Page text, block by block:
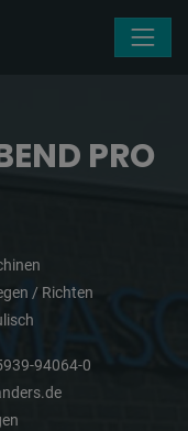
PRO
/ Richten
94064-0